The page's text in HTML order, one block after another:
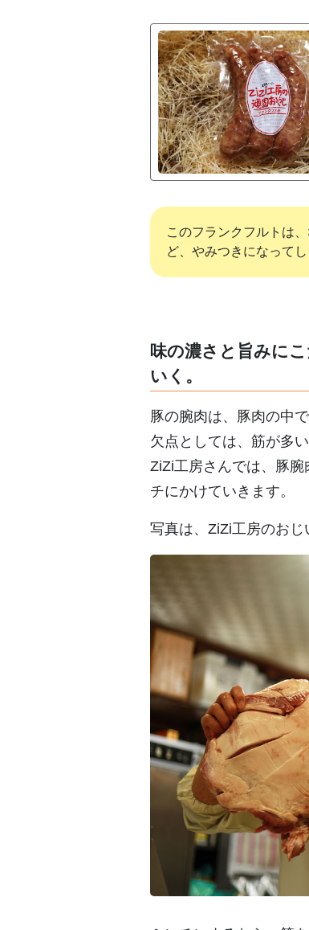
このフランクフルトは
ど、やみつきになって
味の濃さと旨みに
いく。
豚の腕肉は、豚肉の中
欠点としては、筋が多い
ZiZi工房さんでは、豚
チにかけていきます。
写真は、ZiZi工房のおじ